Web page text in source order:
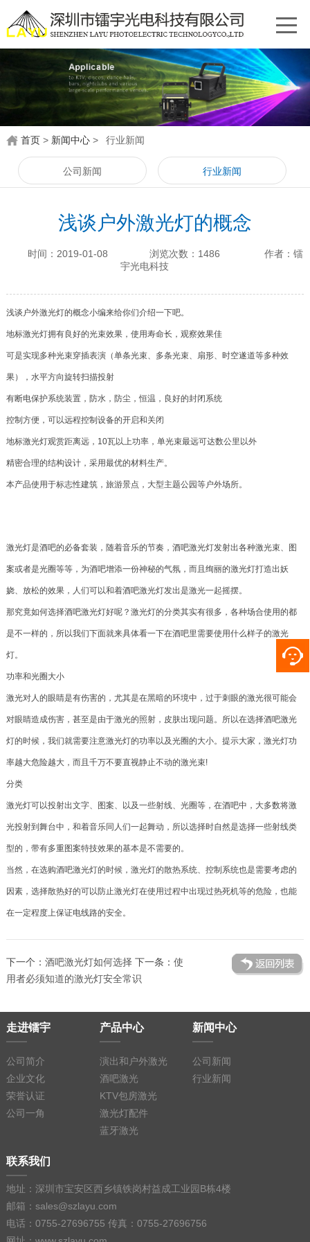
首页 > 新闻中心 > 行业新闻
公司新闻 行业新闻
浅谈户外激光灯的概念
时间：2019-01-08 浏览次数：1486
作者：镭
宇光电科技
浅谈户外激光灯的概念小编来给你们介绍一下吧。
地标激光灯拥有良好的光束效果，使用寿命长，观察效果佳
可是实现多种光束穿插表演（单条光束、多条光束、扇形、时空遂道等多种效
果），水平方向旋转扫描投射
有断电保护系统装置，防水，防尘，恒温，良好的封闭系统
控制方便，可以远程控制设备的开启和关闭
地标激光灯观赏距离远，10瓦以上功率，单光束最远可达数公里以外
精密合理的结构设计，采用最优的材料生产。
本产品使用于标志性建筑，旅游景点，大型主题公园等户外场所。
激光灯是酒吧的必备套装，随着音乐的节奏，酒吧激光灯发射出各种激光束、图
案或者是光圈等等，为酒吧增添一份神秘的气氛，而且绚丽的激光灯打造出妖
娆、放松的效果，人们可以和着酒吧激光灯发出是激光一起摇摆。
那究竟如何选择酒吧激光灯好呢？激光灯的分类其实有很多，各种场合使用的都
是不一样的，所以我们下面就来具体看一下在酒吧里需要使用什么样子的激光
灯。
功率和光圈大小
激光对人的眼睛是有伤害的，尤其是在黑暗的环境中，过于刺眼的激光很可能会
对眼睛造成伤害，甚至是由于激光的照射，皮肤出现问题。所以在选择酒吧激光
灯的时候，我们就需要注意激光灯的功率以及光圈的大小。提示大家，激光灯功
率越大危险越大，而且千万不要直视静止不动的激光束!
分类
激光灯可以投射出文字、图案、以及一些射线、光圈等，在酒吧中，大多数将激
光投射到舞台中，和着音乐同人们一起舞动，所以选择时自然是选择一些射线类
型的，带有多重图案特技效果的基本是不需要的。
当然，在选购酒吧激光灯的时候，激光灯的散热系统、控制系统也是需要考虑的
因素，选择散热好的可以防止激光灯在使用过程中出现过热死机等的危险，也能
在一定程度上保证电线路的安全。
下一个： 酒吧激光灯如何选择 下一条： 使
用者必须知道的激光灯安全常识
走进镭宇
公司简介
企业文化
荣誉认证
公司一角
产品中心
演出和户外激光
酒吧激光
KTV包房激光
激光灯配件
蓝牙激光
新闻中心
公司新闻
行业新闻
联系我们
地址：深圳市宝安区西乡镇铁岗村益成工业园B栋4楼
邮箱：sales@szlayu.com
电话：0755-27696755 传真：0755-27696756